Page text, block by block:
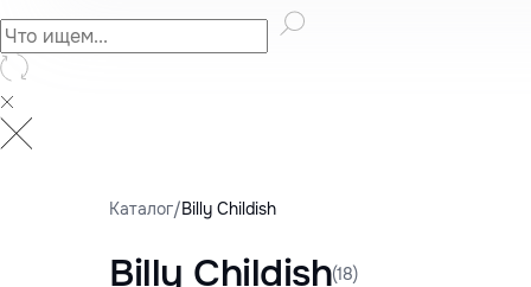
Каталог/Billy Childish
Billy Childish(18)